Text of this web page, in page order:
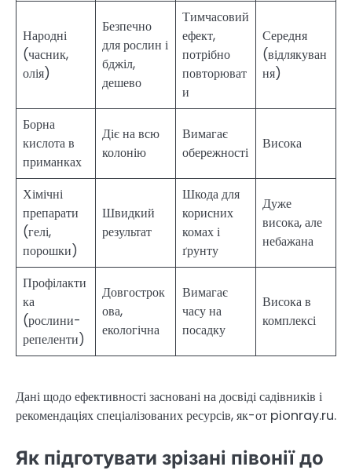
Народні
(часник,
олія)
Безпечно
для рослин і
бджіл,
дешево
Тимчасовий
ефект,
потрібно
повторюват
и
Середня
(відлякуван
ня)
Борна
кислота в
приманках
Діє на всю
колонію
Вимагає
обережності
Висока
Хімічні
препарати
(гелі,
порошки)
Швидкий
результат
Шкода для
корисних
комах і
ґрунту
Дуже
висока, але
небажана
Профілакти
ка
(рослини-
репеленти)
Довгострок
ова,
екологічна
Вимагає
часу на
посадку
Висока в
комплексі
Дані щодо ефективності засновані на досвіді садівників і
рекомендаціях спеціалізованих ресурсів, як-от pionray.ru.
Як підготувати зрізані півонії до